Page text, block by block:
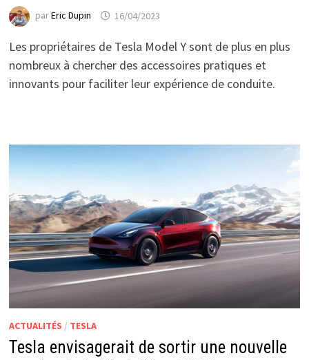
parEric Dupin 16/04/2023
Les propriétaires de Tesla Model Y sont de plus en plus
nombreux à chercher des accessoires pratiques et
innovants pour faciliter leur expérience de conduite.
ACTUALITÉS / TESLA
Tesla envisagerait de sortir une nouvelle